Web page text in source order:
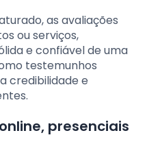
as avaliações
ou serviços,
e confiável de uma
testemunhos
credibilidade e
presenciais